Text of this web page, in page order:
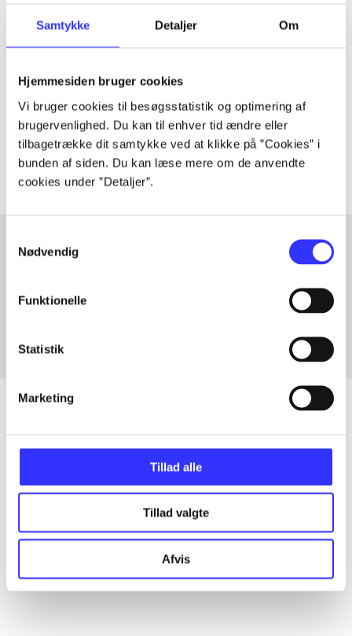
Samtykke Detaljer Om
Hjemmesiden bruger cookies
Vi bruger cookies til besøgsstatistik og optimering af
brugervenlighed. Du kan til enhver tid ændre eller
tilbagetrække dit samtykke ved at klikke på ”Cookies” i
bunden af siden. Du kan læse mere om de anvendte
cookies under ”Detaljer”.
Nødvendig
Funktionelle
Statistik
Marketing
Tillad alle
Tillad valgte
Afvis
Tidsskrift
Artiklen er en del af
Tidsskrift
Artiklerne ihandler ofte om
Fra
Artikler
...